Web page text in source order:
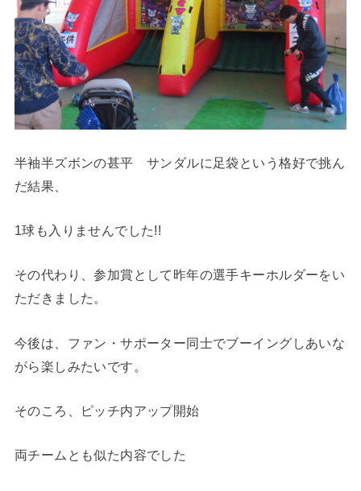
半袖半ズボンの甚平 サンダルに足袋という格好で挑ん
だ結果、
1球も入りませんでした!!
その代わり、参加賞として昨年の選手キーホルダーをい
ただきました。
今後は、ファン・サポーター同士でブーイングしあいな
がら楽しみたいです。
そのころ、ピッチ内アップ開始
両チームとも似た内容でした